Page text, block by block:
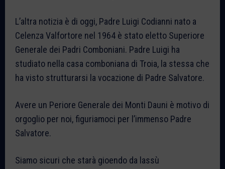
L’altra notizia è di oggi, Padre Luigi Codianni nato a
Celenza Valfortore nel 1964 è stato eletto Superiore
Generale dei Padri Comboniani. Padre Luigi ha
studiato nella casa comboniana di Troia, la stessa che
ha visto strutturarsi la vocazione di Padre Salvatore.
Avere un Periore Generale dei Monti Dauni è motivo di
orgoglio per noi, figuriamoci per l’immenso Padre
Salvatore.
Siamo sicuri che starà gioendo da lassù